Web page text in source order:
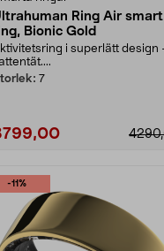
Ring Air smart
Bionic Gold
i superlätt design
7
-11%